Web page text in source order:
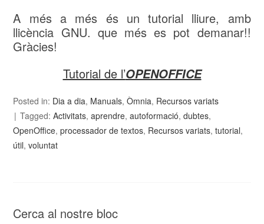
A més a més és un tutorial lliure, amb
llicència GNU. que més es pot demanar!!
Gràcies!
Tutorial de l’OPENOFFICE
Posted in: Dia a dia, Manuals,Òmnia, Recursos variats
Tagged:Activitats,aprendre,autoformació,dubtes,
OpenOffice,processador de textos, Recursos variats,tutorial,
útil,voluntat
Cerca al nostre bloc